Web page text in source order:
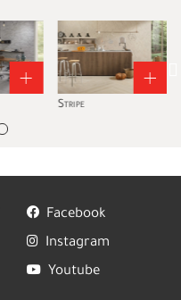
Stripe
Facebook
Instagram
Youtube